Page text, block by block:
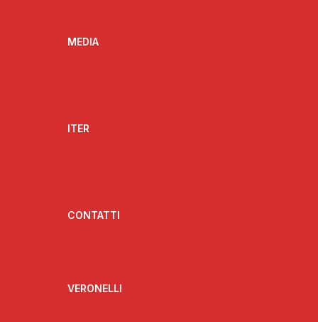
MEDIA
ITER
CONTATTI
VERONELLI